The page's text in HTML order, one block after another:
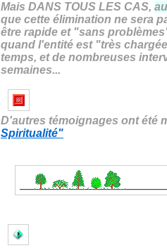
Mais DANS TOUS LES CAS,
que cette élimination ne sera
être rapide et "sans
quand l'entité est "très
temps, et de nombreuses
semaines...
D'autres témoignages ont été
Spiritualité"